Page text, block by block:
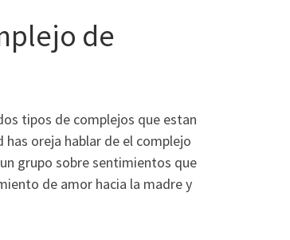
de
tipos de complejos que estan
oreja hablar de el complejo
grupo sobre sentimientos que
de amor hacia la madre y